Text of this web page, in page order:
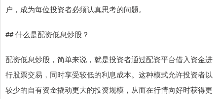
户，成为每位投资者必须认真思考的问题。
## 什么是配资低息炒股？
配资低息炒股，简单来说，就是投资者通过配资平台借入资金进
行股票交易，同时享受较低的利息成本。这种模式允许投资者以
较少的自有资金撬动更大的投资规模，从而在行情向好时获得更